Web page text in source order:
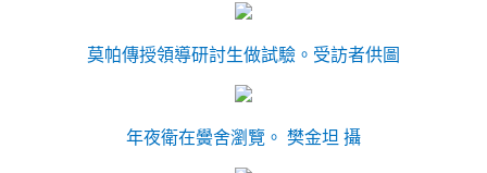
莫帕傳授領導研討生做試驗。 受訪者供圖
年夜衛在黌舍瀏覽。 樊金坦 攝